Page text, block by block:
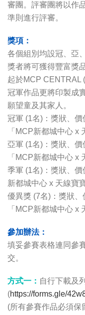
審團。評審團將以作
準則進行評審。
獎項：
各個組別均設冠、亞
獎者將可獲得豐富獎
起於MCP CENTRAL
冠軍作品更將印製成
願望童及其家人。
冠軍 (1名)：獎狀、
「MCP新都城中心 x
亞軍 (1名)：獎狀、
「MCP新都城中心 x
季軍 (1名)：獎狀、
新都城中心 x 天線寶
優異獎 (7名)：獎狀
「MCP新都城中心 x
參加辦法：
填妥參賽表格連同參
交。
方式一： 自行下載及
(https://forms.gle/
(所有參賽作品必須保